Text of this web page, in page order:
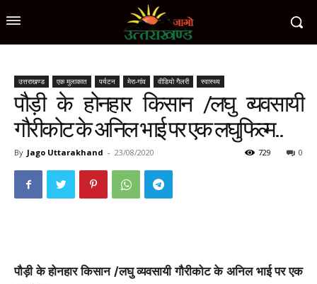
उत्तराखण्ड एक मुलाकात पर्यटन मेरा-गांव वीडियो गैलरी स्वास्थ्य
पौड़ी के होनहार किसान /लघु व्यवसायी
गौरीकोट के अनिल भाई पर एक लघुफिल्म..
By Jago Uttarakhand - 23/08/2020 0
729
पौड़ी के होनहार किसान /लघु व्यवसायी गौरीकोट के अनिल भाई पर एक